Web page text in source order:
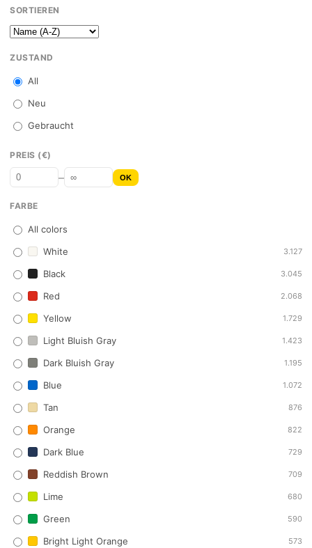
SORTIEREN
ZUSTAND
All
Neu
Gebraucht
PREIS (€)
– OK
FARBE
All colors
White
3.127
Black 3.045
Red 2.068
Yellow 1.729
Light Bluish Gray 1.423
Dark Bluish Gray 1.195
Blue 1.072
Tan 876
Orange 822
Dark Blue 729
Reddish Brown 709
Lime 680
Green 590
Bright Light Orange 573